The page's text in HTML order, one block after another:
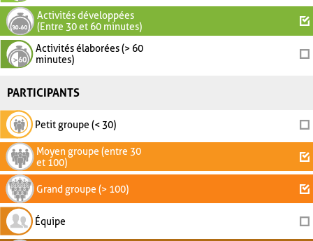
Activités développées
(Entre 30 et 60 minutes)
Activités élaborées (> 60
minutes)
PARTICIPANTS
Petit groupe (< 30)
Moyen groupe (entre 30
et 100)
Grand groupe (> 100)
Équipe